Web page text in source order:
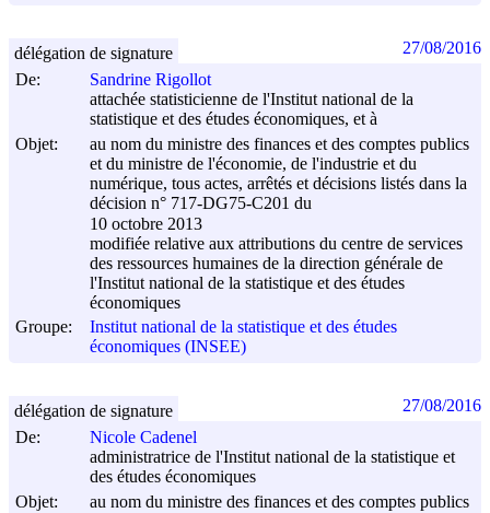
De:
Sandrine Rigollot
attachée statisticienne de l'Institut national de la
statistique et des études économiques, et à
Objet:
au nom du ministre des finances et des comptes publics
et du ministre de l'économie, de l'industrie et du
numérique, tous actes, arrêtés et décisions listés dans la
décision n° 717-DG75-C201 du
10 octobre 2013
modifiée relative aux attributions du centre de services
des ressources humaines de la direction générale de
l'Institut national de la statistique et des études
économiques
Groupe:
Institut national de la statistique et des études
économiques (INSEE)
délégation de signature 27/08/2016
De:
Nicole Cadenel
administratrice de l'Institut national de la statistique et
des études économiques
Objet:
au nom du ministre des finances et des comptes publics
délégation de signature 27/08/2016